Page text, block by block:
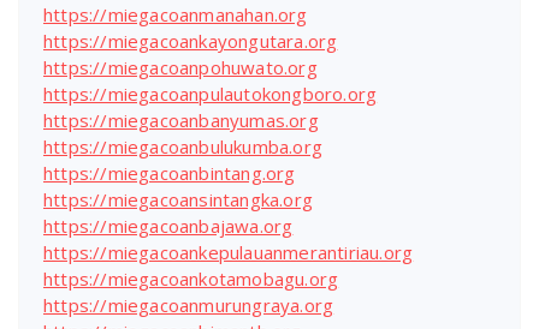
https://miegacoanmanahan.org
https://miegacoankayongutara.org
https://miegacoanpohuwato.org
https://miegacoanpulautokongboro.org
https://miegacoanbanyumas.org
https://miegacoanbulukumba.org
https://miegacoanbintang.org
https://miegacoansintangka.org
https://miegacoanbajawa.org
https://miegacoankepulauanmerantiriau.org
https://miegacoankotamobagu.org
https://miegacoanmurungraya.org